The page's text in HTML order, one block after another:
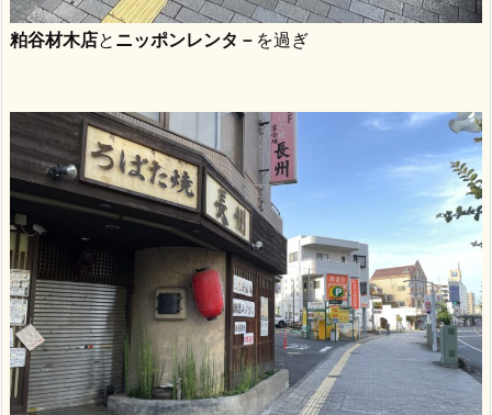
粕谷材木店と ニッポンレンタ－ を過ぎ